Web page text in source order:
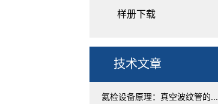
样册下载
技术文章
氦检设备原理：真空波纹管的...